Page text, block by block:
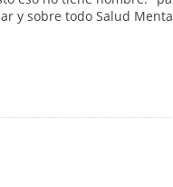
y sobre todo Salud